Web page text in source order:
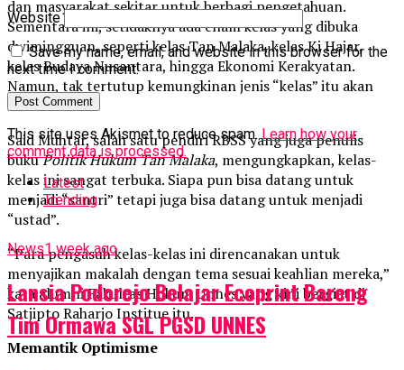
dan masyarakat sekitar untuk berbagi pengetahuan.
Sementara ini, setidaknya ada enam kelas yang dibuka
dwimingguan, seperti kelas Tan Malaka, kelas Ki Hajar,
kelas Budaya Nusantara, hingga Ekonomi Kerakyatan.
Namun, tak tertutup kemungkinan jenis “kelas” itu akan
bertambah.
Said Muhtar, salah satu pendiri RBSS yang juga penulis
bukuPolitik Hukum Tan Malaka, mengungkapkan, kelas-
kelas ini sangat terbuka. Siapa pun bisa datang untuk
menjadi “santri” tetapi juga bisa datang untuk menjadi
“ustad”.
“Para pengasuh kelas-kelas ini direncanakan untuk
menyajikan makalah dengan tema sesuai keahlian mereka,”
kata alumni Fakultas Hukum Unnes yang kini bergiat di
Satjipto Raharjo Institue itu.
Memantik Optimisme
Website
Save my name, email, and website in this browser for the
next time I comment.
This site uses Akismet to reduce spam.Learn how your
comment data is processed.
Latest
Trending
News1 week ago
Lansia Podorejo Belajar Ecoprint Bareng
Tim Ormawa SGL PGSD UNNES